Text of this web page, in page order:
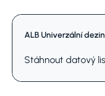
ALB Univerzální
Stáhnout datový